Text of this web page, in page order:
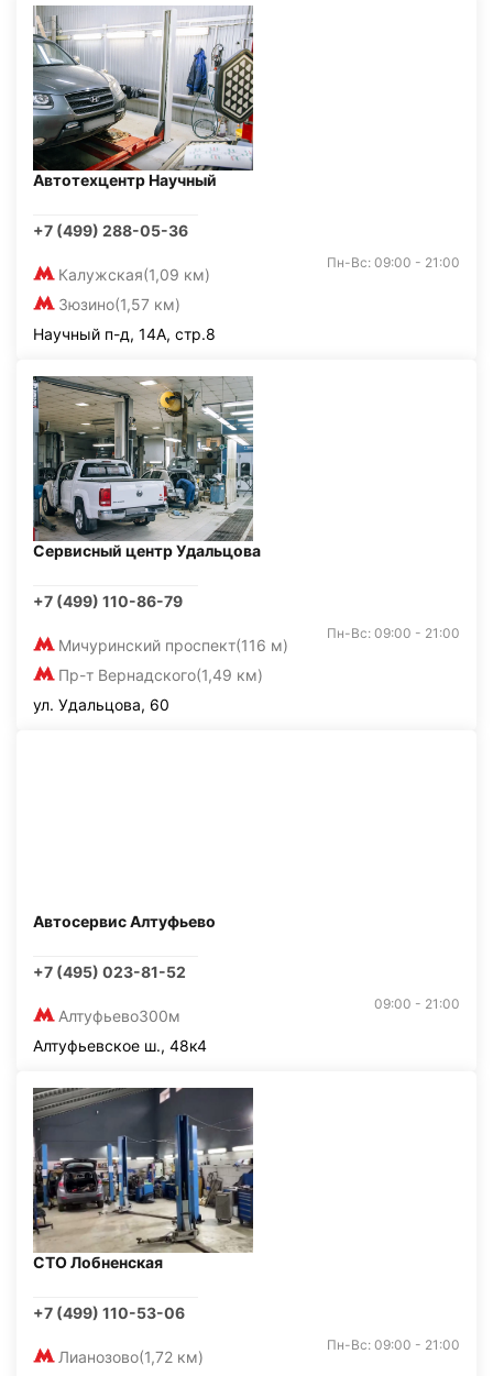
Автотехцентр Научный
+7 (499) 288-05-36
Калужская(1,09 км)
Зюзино(1,57 км)
Пн-Вс: 09:00 - 21:00
Научный п-д, 14А, стр.8
Сервисный центр Удальцова
+7 (499) 110-86-79
Мичуринский проспект(116 м)
Пр-т Вернадского(1,49 км)
Пн-Вс: 09:00 - 21:00
ул. Удальцова, 60
Автосервис Алтуфьево
+7 (495) 023-81-52
Алтуфьево300м
09:00 - 21:00
Алтуфьевское ш., 48к4
СТО Лобненская
+7 (499) 110-53-06
Лианозово(1,72 км)
Пн-Вс: 09:00 - 21:00